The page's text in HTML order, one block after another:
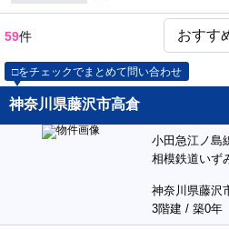
59件
□をチェックでまとめて問い合わせ
神奈川県藤沢市高倉
小田急江ノ島
相模鉄道いず
神奈川県藤沢
3階建 / 築0年